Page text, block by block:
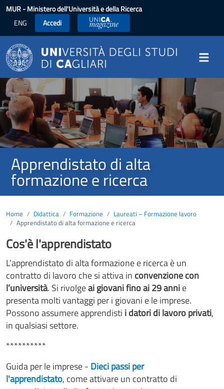
Salta al contenuto principale
MUR- Ministero dell'Università e della Ricerca
ENG
Accedi UniCA News
Image
Apprendistato di alta
formazione e ricerca
Home Didattica Formazione
Laureati – Formazione lavoro
Apprendistato di alta formazione e ricerca
Cos'è l'apprendistato
L’apprendistato di alta formazione e ricerca è un
contratto di lavoro che si attiva in convenzione con
l’università. Si rivolgeai giovani fino ai 29 annie
presenta molti vantaggi per i giovani e le imprese.
Possono assumere apprendisti i datori di lavoro privati,
in qualsiasi settore.
**********
Guida per le imprese - Dieci passi per
l'apprendistato, come attivare un contratto di